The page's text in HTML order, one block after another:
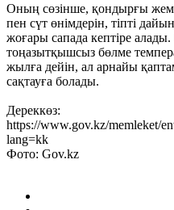
Оның сөзінше, қондырғы
пен сүт өнімдерін, тіпті
жоғары сапада кептіре
тоңазытқышсыз бөлме
жылға дейін, ал арнайы
сақтауға болады.
Дереккөз:
https://www.gov.kz/memleket/
lang=kk
Фото: Gov.kz